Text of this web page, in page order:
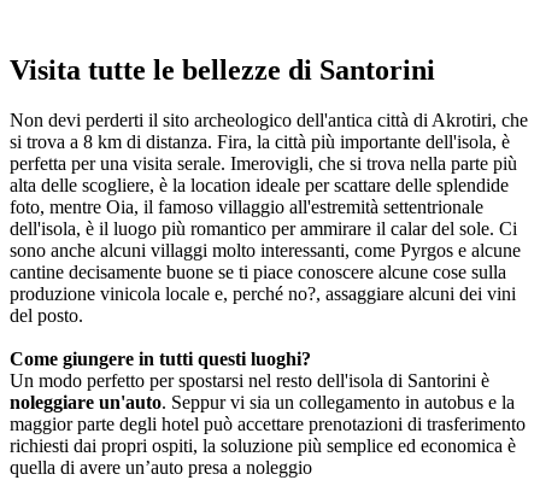
Visita tutte le bellezze di Santorini
Non devi perderti il sito archeologico dell'antica città di Akrotiri, che
si trova a 8 km di distanza. Fira, la città più importante dell'isola, è
perfetta per una visita serale. Imerovigli, che si trova nella parte più
alta delle scogliere, è la location ideale per scattare delle splendide
foto, mentre Oia, il famoso villaggio all'estremità settentrionale
dell'isola, è il luogo più romantico per ammirare il calar del sole. Ci
sono anche alcuni villaggi molto interessanti, come Pyrgos e alcune
cantine decisamente buone se ti piace conoscere alcune cose sulla
produzione vinicola locale e, perché no?, assaggiare alcuni dei vini
del posto.
Come giungere in tutti questi luoghi?
Un modo perfetto per spostarsi nel resto dell'isola di Santorini è
noleggiare un'auto. Seppur vi sia un collegamento in autobus e la
maggior parte degli hotel può accettare prenotazioni di trasferimento
richiesti dai propri ospiti, la soluzione più semplice ed economica è
quella di avere un’auto presa a noleggio